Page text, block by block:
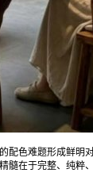
配色难题形成鲜明
在于完整、纯粹